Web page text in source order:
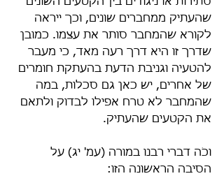
שהעתיק ממחברים שונים, וכך ייראה
לקורא שהמחבר סותר את עצמו. כמובן
שדרך זו היא דרך רעה מאד, כי מעבר
להטעיה וגניבת הדעת בהעתקת חומרים
של אחרים, יש כאן גם סכלות, במה
שהמחבר לא טרח אפילו לבדוק ולתאם
את הקטעים שהעתיק.
וכֹה דברי רבנו במורה (עמ' יג) על
הסיבה הראשונה הזו: